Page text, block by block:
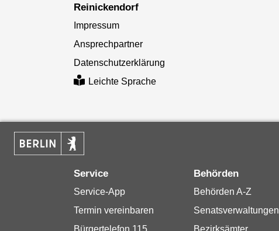
Reinickendorf
Impressum
Ansprechpartner
Datenschutzerklärung
Leichte Sprache
Service
Service-App
Termin vereinbaren
Bürgertelefon 115
Behörden
Behörden A-Z
Senatsverwaltungen
Bezirksämter